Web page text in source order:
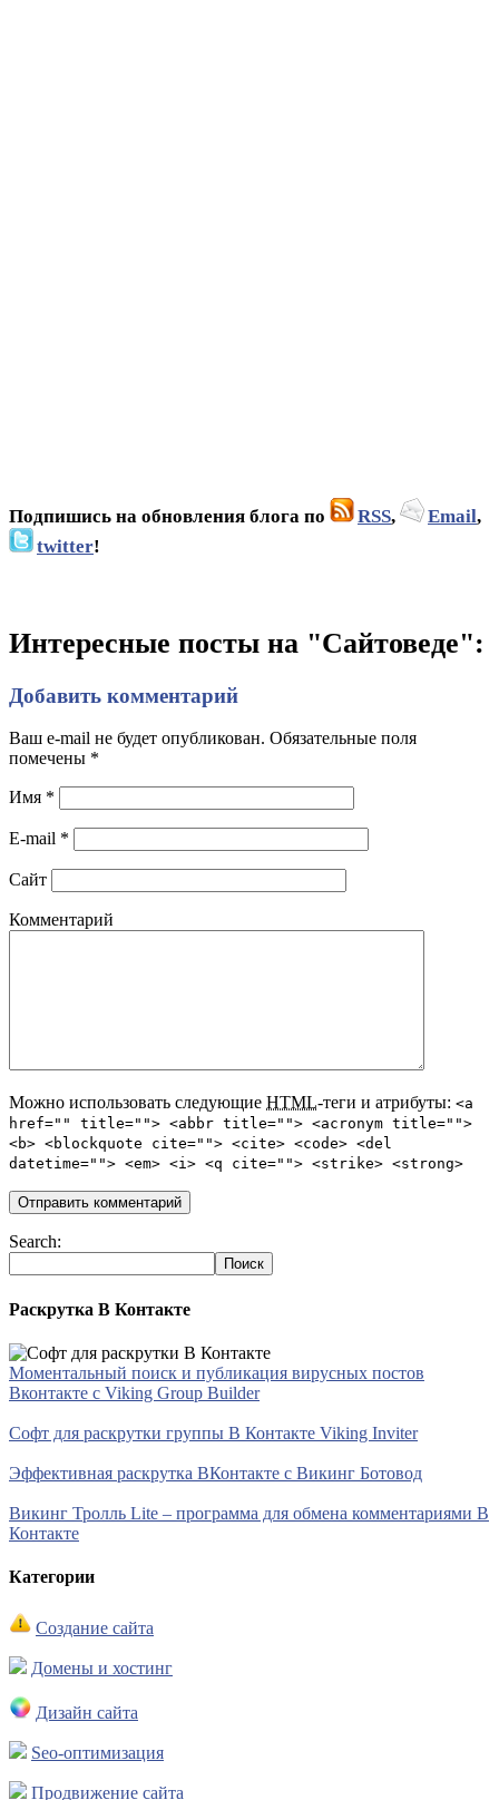
Подпишись на обновления блога по RSS, Email,
twitter!
Интересные посты на "Сайтоведе":
Добавить комментарий
Ваш e-mail не будет опубликован. Обязательные поля
помечены *
Имя *
E-mail *
Сайт
Комментарий
Можно использовать следующие HTML-теги и атрибуты: <a
href="" title=""> <abbr title=""> <acronym title="">
<b> <blockquote cite=""> <cite> <code> <del
datetime=""> <em> <i> <q cite=""> <strike> <strong>
Search:
Раскрутка В Контакте
Моментальный поиск и публикация вирусных постов
Вконтакте с Viking Group Builder
Софт для раскрутки группы В Контакте Viking Inviter
Эффективная раскрутка ВКонтакте с Викинг Ботовод
Викинг Тролль Lite – программа для обмена комментариями В
Контакте
Категории
Создание сайта
Домены и хостинг
Дизайн сайта
Seo-оптимизация
Продвижение сайта